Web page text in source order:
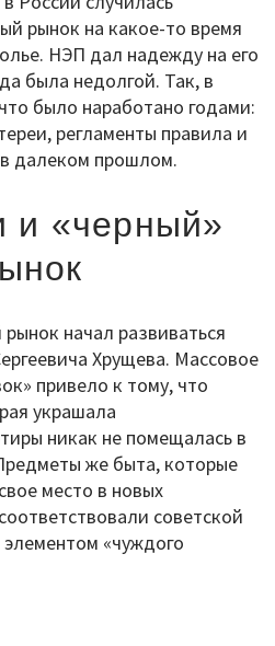
рынок на какое-то время
НЭП дал надежду на его
была недолгой. Так, в
было наработано годами:
регламенты правила и
в далеком прошлом.
и «черный»
начал развиваться
Хрущева. Массовое
привело к тому, что
украшала
никак не помещалась в
же быта, которые
место в новых
советской
«чуждого